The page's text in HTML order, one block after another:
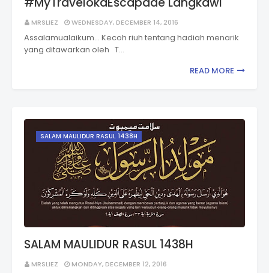
MRSLIEZ WEDNESDAY, DECEMBER 14, 2016
Assalamualaikum... Kecoh riuh tentang hadiah menarik
yang ditawarkan oleh T…
READ MORE
SALAM MAULIDUR RASUL 1438H
SALAM MAULIDUR RASUL 1438H
MRSLIEZ MONDAY, DECEMBER 12, 2016